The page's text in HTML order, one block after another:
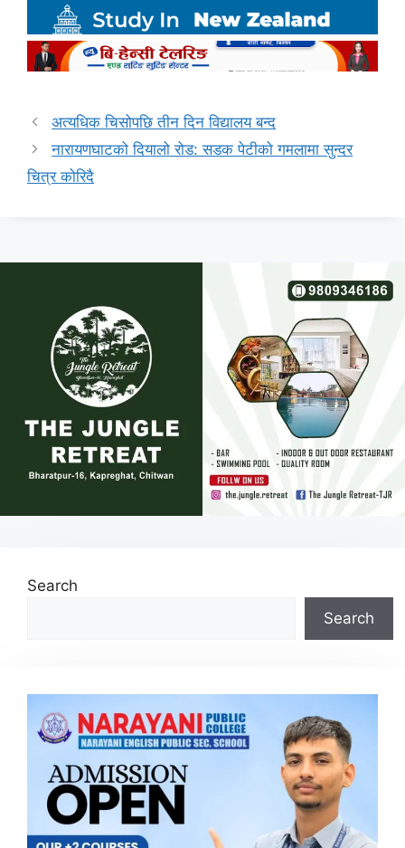
अत्यधिक चिसोपछि तीन दिन विद्यालय बन्द
नारायणघाटको दियालो रोड: सडक पेटीको गमलामा सुन्दर
चित्र कोरिदै
Search
Search